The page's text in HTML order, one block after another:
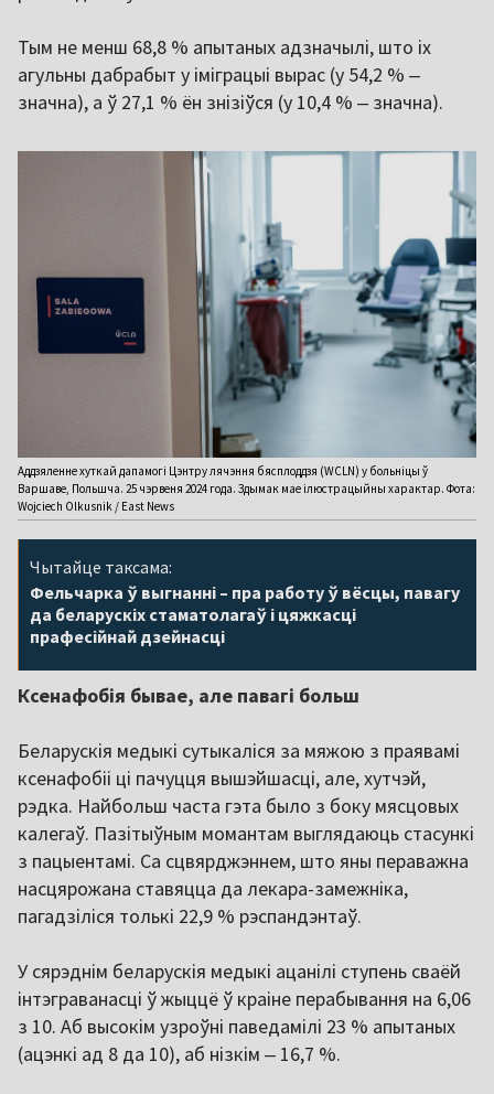
Тым не менш 68,8 % апытаных адзначылі, што іх
агульны дабрабыт у іміграцыі вырас (у 54,2 % ‒
значна), а ў 27,1 % ён знізіўся (у 10,4 % ‒ значна).
Аддзяленне хуткай дапамогі Цэнтру лячэння бясплоддзя (WCLN) у больніцы ў
Варшаве, Польшча. 25 чэрвеня 2024 года. Здымак мае ілюстрацыйны характар. Фота:
Wojciech Olkusnik / East News
Чытайце таксама:
Фельчарка ў выгнанні – пра работу ў вёсцы, павагу
да беларускіх стаматолагаў і цяжкасці
прафесійнай дзейнасці
Ксенафобія бывае, але павагі больш
Беларускія медыкі сутыкаліся за мяжою з праявамі
ксенафобіі ці пачуцця вышэйшасці, але, хутчэй,
рэдка. Найбольш часта гэта было з боку мясцовых
калегаў. Пазітыўным момантам выглядаюць стасункі
з пацыентамі. Са сцвярджэннем, што яны пераважна
насцярожана ставяцца да лекара-замежніка,
пагадзіліся толькі 22,9 % рэспандэнтаў.
У сярэднім беларускія медыкі ацанілі ступень сваёй
інтэграванасці ў жыццё ў краіне перабывання на 6,06
з 10. Аб высокім узроўні паведамілі 23 % апытаных
(ацэнкі ад 8 да 10), аб нізкім ‒ 16,7 %.